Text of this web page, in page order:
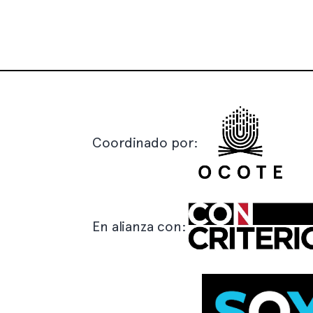
Coordinado por:
En alianza con: